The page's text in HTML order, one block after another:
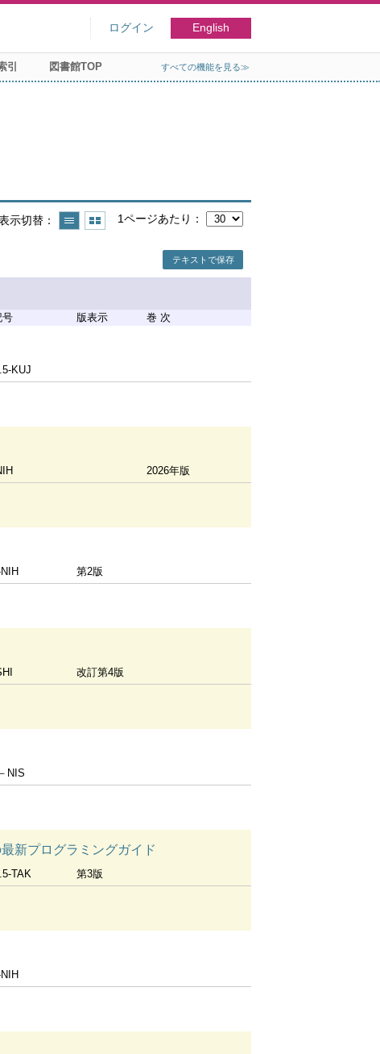
ログイン English
引 図書館TOP すべての機能を見る≫
示切替 1ページあたり
テキストで保存
号 版表示 巻 次
KUJ
2026年版
第2版
改訂第4版
NIS
新プログラミングガイド
TAK 第3版